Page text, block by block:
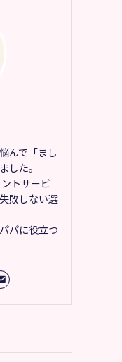
んで「まし
した。
トサービ
敗しない選
パに役立つ